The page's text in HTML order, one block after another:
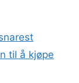
til å kjøpe